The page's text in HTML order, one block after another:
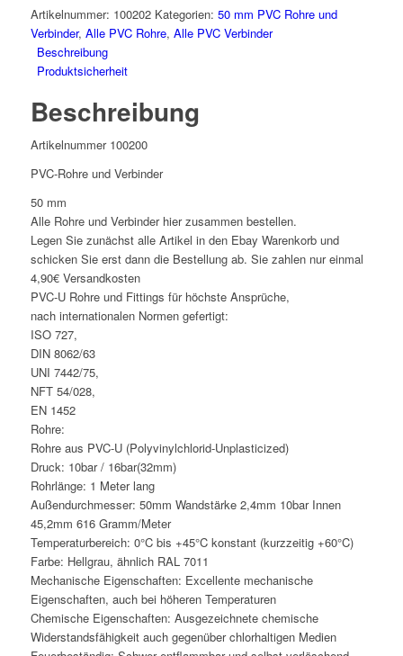
Verbinder
T-
Stück
Winkel
Reduzier
Stück
Fitting
Artikelnummer: 100202 Kategorien: 50 mm PVC Rohre und
Verbinder, Alle PVC Rohre, Alle PVC Verbinder
Beschreibung
Produktsicherheit
Beschreibung
Artikelnummer 100200
PVC-Rohre und Verbinder
50 mm
Alle Rohre und Verbinder hier zusammen bestellen.
Legen Sie zunächst alle Artikel in den Ebay Warenkorb und
schicken Sie erst dann die Bestellung ab. Sie zahlen nur einmal
4,90€ Versandkosten
PVC-U Rohre und Fittings für höchste Ansprüche,
nach internationalen Normen gefertigt:
ISO 727,
DIN 8062/63
UNI 7442/75,
NFT 54/028,
EN 1452
Rohre:
Rohre aus PVC-U (Polyvinylchlorid-Unplasticized)
Druck: 10bar / 16bar(32mm)
Rohrlänge: 1 Meter lang
Außendurchmesser: 50mm Wandstärke 2,4mm 10bar Innen
45,2mm 616 Gramm/Meter
Temperaturbereich: 0°C bis +45°C konstant (kurzzeitig +60°C)
Farbe: Hellgrau, ähnlich RAL 7011
Mechanische Eigenschaften: Excellente mechanische
Eigenschaften, auch bei höheren Temperaturen
Chemische Eigenschaften: Ausgezeichnete chemische
Widerstandsfähigkeit auch gegenüber chlorhaltigen Medien